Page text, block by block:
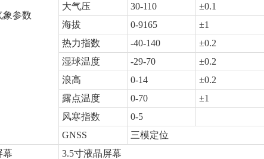
象参数
大气压
30-110 ±0.1
海拔
0-9165 ±1
热力指数
-40-140 ±0.2
湿球温度
-29-70 ±0.2
浪高
0-14 ±0.2
露点温度
0-70 ±1
风寒指数
0-5
GNSS
三模定位
幕
3.5寸液晶屏幕